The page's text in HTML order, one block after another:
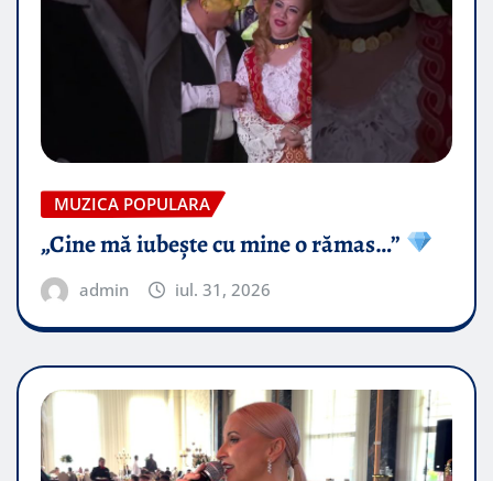
MUZICA POPULARA
„Cine mă iubește cu mine o rămas…”
admin iul. 31, 2026